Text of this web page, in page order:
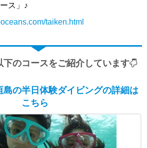
ス」♪
taiken.html
下のコースをご紹介しています
島の半日体験ダイビングの詳細は
こちら